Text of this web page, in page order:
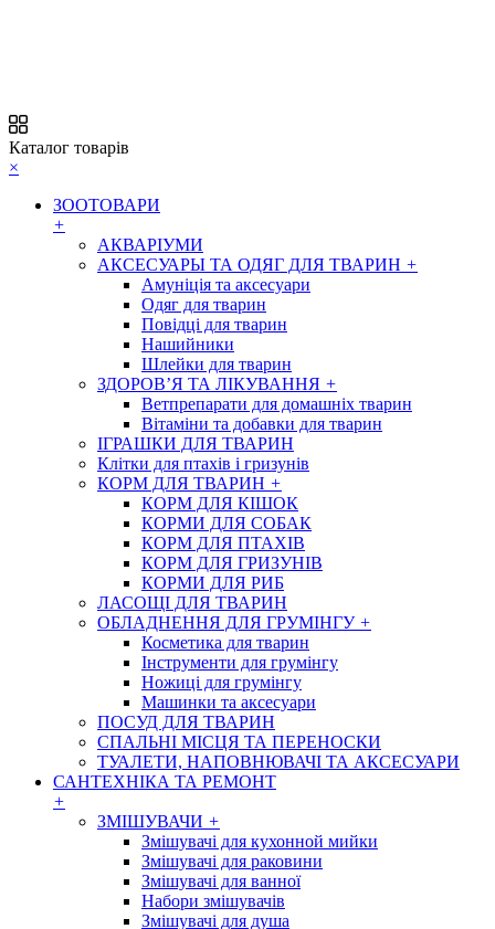
Каталог товарів
×
ЗООТОВАРИ
+
АКВАРІУМИ
АКСЕСУАРЫ ТА ОДЯГ ДЛЯ ТВАРИН +
Амуніція та аксесуари
Одяг для тварин
Повідці для тварин
Нашийники
Шлейки для тварин
ЗДОРОВ’Я ТА ЛІКУВАННЯ +
Ветпрепарати для домашніх тварин
Вітаміни та добавки для тварин
ІГРАШКИ ДЛЯ ТВАРИН
Клітки для птахів і гризунів
КОРМ ДЛЯ ТВАРИН +
КОРМ ДЛЯ КІШОК
КОРМИ ДЛЯ СОБАК
КОРМ ДЛЯ ПТАХІВ
КОРМ ДЛЯ ГРИЗУНІВ
КОРМИ ДЛЯ РИБ
ЛАСОЩІ ДЛЯ ТВАРИН
ОБЛАДНЕННЯ ДЛЯ ГРУМІНГУ +
Косметика для тварин
Інструменти для грумінгу
Ножиці для грумінгу
Машинки та аксесуари
ПОСУД ДЛЯ ТВАРИН
СПАЛЬНІ МІСЦЯ ТА ПЕРЕНОСКИ
ТУАЛЕТИ, НАПОВНЮВАЧІ ТА АКСЕСУАРИ
САНТЕХНІКА ТА РЕМОНТ
+
ЗМІШУВАЧИ +
Змішувачі для кухонной мийки
Змішувачі для раковини
Змішувачі для ванної
Набори змішувачів
Змішувачі для душа